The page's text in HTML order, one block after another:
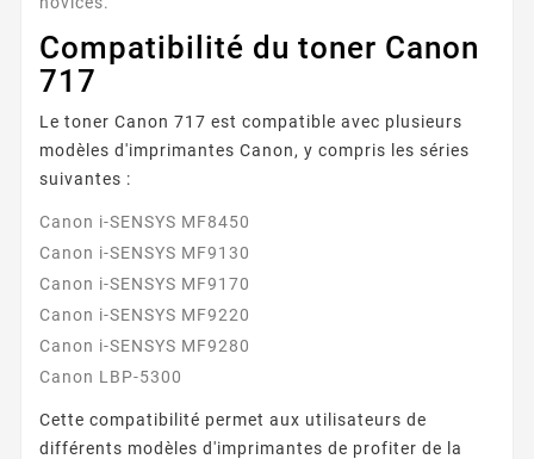
Compatibilité du toner Canon
717
Le toner Canon 717 est compatible avec plusieurs
modèles d'imprimantes Canon, y compris les séries
suivantes :
Canon i-SENSYS MF8450
Canon i-SENSYS MF9130
Canon i-SENSYS MF9170
Canon i-SENSYS MF9220
Canon i-SENSYS MF9280
Canon LBP-5300
Cette compatibilité permet aux utilisateurs de
différents modèles d'imprimantes de profiter de la